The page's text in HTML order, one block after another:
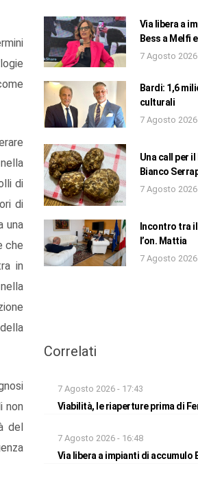
di
di
una
che
in
non
del
Via libera a
Bess a Melfi
7 Agosto 2026
Bardi: 1,6
culturali
7 Agosto 2026
Una call per
Bianco
7 Agosto 2026
Incontro tra
l’on. Mattia
7 Agosto 2026
Correlati
7 Agosto 2026 - 17:43
Viabilità, le riaperture prima di
7 Agosto 2026 - 16:48
Via libera a impianti di accumulo